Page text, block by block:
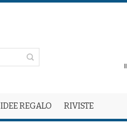
IDEE REGALO RIVISTE